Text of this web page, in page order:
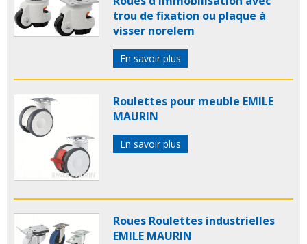
trou de fixation ou plaque à
visser norelem
En savoir plus
Roulettes pour meuble EMILE
MAURIN
En savoir plus
Roues Roulettes industrielles
EMILE MAURIN